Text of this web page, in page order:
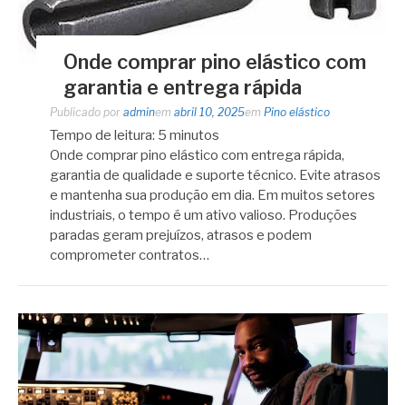
Onde comprar pino elástico com
garantia e entrega rápida
Publicado por adminem abril 10, 2025em Pino elástico
Tempo de leitura: 5 minutos
Onde comprar pino elástico com entrega rápida,
garantia de qualidade e suporte técnico. Evite atrasos
e mantenha sua produção em dia. Em muitos setores
industriais, o tempo é um ativo valioso. Produções
paradas geram prejuízos, atrasos e podem
comprometer contratos…